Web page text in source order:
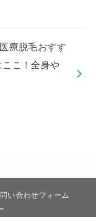
療脱毛おすす
こ！全身や
い合わせフォーム